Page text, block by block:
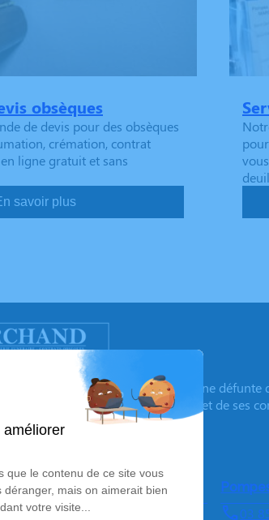
obsèques
de devis pour des obsèques
crémation, contrat
ligne gratuit et sans
savoir plus
MARCHAND
à honorer la mémoire de la personne
de ses volontés, de ses valeurs et de ses
- Beaurepaire-en-Bresse
03